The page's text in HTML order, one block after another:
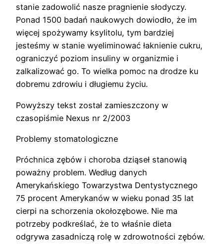
stanie zadowolić nasze pragnienie słodyczy.
Ponad 1500 badań naukowych dowiodło, że im
więcej spożywamy ksylitolu, tym bardziej
jesteśmy w stanie wyeliminować łaknienie cukru,
ograniczyć poziom insuliny w organizmie i
zalkalizować go. To wielka pomoc na drodze ku
dobremu zdrowiu i długiemu życiu.
Powyższy tekst został zamieszczony w
czasopiśmie Nexus nr 2/2003
Problemy stomatologiczne
Próchnica zębów i choroba dziąseł stanowią
poważny problem. Według danych
Amerykańskiego Towarzystwa Dentystycznego
75 procent Amerykanów w wieku ponad 35 lat
cierpi na schorzenia okołozębowe. Nie ma
potrzeby podkreślać, że to właśnie dieta
odgrywa zasadniczą rolę w zdrowotności zębów.